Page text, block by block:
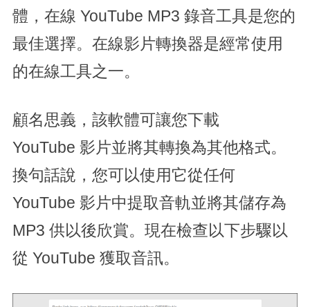
體，在線 YouTube MP3 錄音工具是您的
最佳選擇。在線影片轉換器是經常使用
的在線工具之一。
顧名思義，該軟體可讓您下載
YouTube 影片並將其轉換為其他格式。
換句話說，您可以使用它從任何
YouTube 影片中提取音軌並將其儲存為
MP3 供以後欣賞。現在檢查以下步驟以
從 YouTube 獲取音訊。